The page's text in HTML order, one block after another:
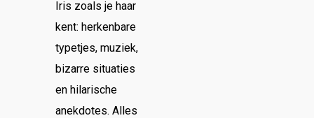
Iris zoals je haar
kent: herkenbare
typetjes, muziek,
bizarre situaties
en hilarische
anekdotes. Alles